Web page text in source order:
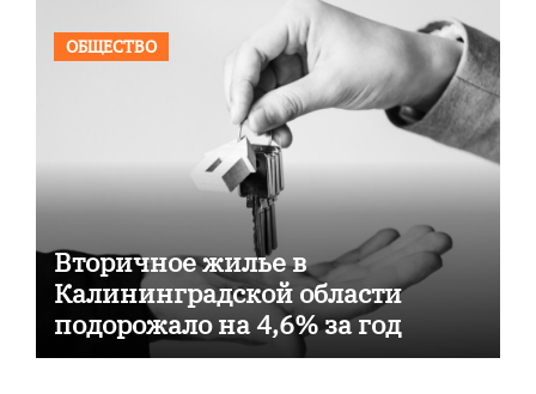
ОБЩЕСТВО
Вторичное жилье в
Калининградской области
подорожало на 4,6% за год